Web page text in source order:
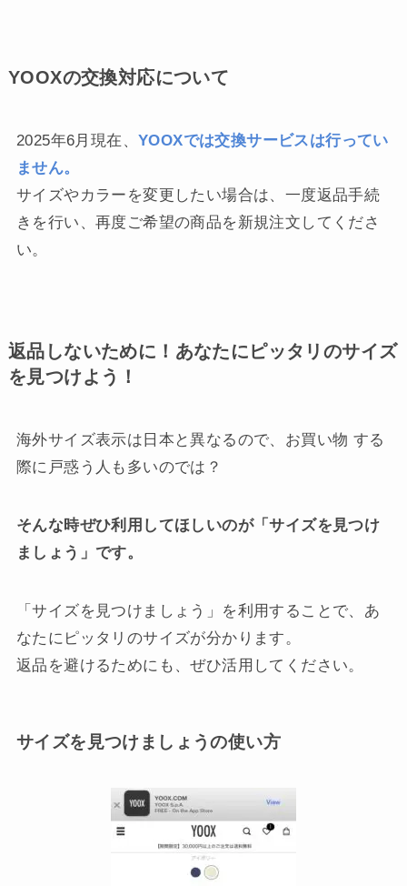
YOOXの交換対応について
2025年6月現在、 YOOXでは交換サービスは行ってい
ません。
サイズやカラーを変更したい場合は、一度返品手続
きを行い、再度ご希望の商品を新規注文してくださ
い。
返品しないために！あなたにピッタリのサイズ
を見つけよう！
海外サイズ表示は日本と異なるので、お買い物 する
際に戸惑う人も多いのでは？
そんな時ぜひ利用してほしいのが「サイズを見つけ
ましょう」です。
「サイズを見つけましょう」を利用することで、あ
なたにピッタリのサイズが分かります。
返品を避けるためにも、ぜひ活用してください。
サイズを見つけましょうの使い方